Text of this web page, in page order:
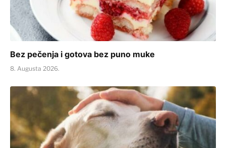
Bez pečenja i gotova bez puno muke
8. Augusta 2026.